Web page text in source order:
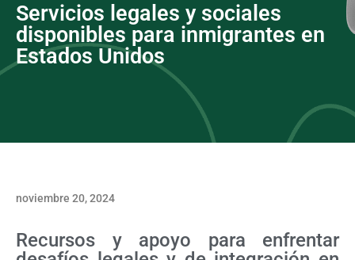
Servicios legales y sociales
disponibles para inmigrantes en
Estados Unidos
noviembre 20, 2024
Recursos y apoyo para enfrentar